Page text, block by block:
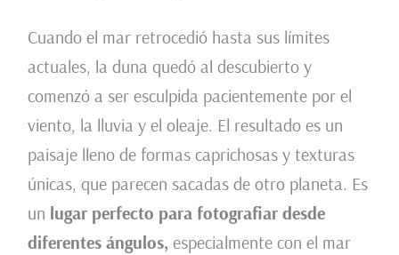
Cuando el mar retrocedió hasta sus límites
actuales, la duna quedó al descubierto y
comenzó a ser esculpida pacientemente por el
viento, la lluvia y el oleaje. El resultado es un
paisaje lleno de formas caprichosas y texturas
únicas, que parecen sacadas de otro planeta. Es
un lugar perfecto para fotografiar desde
diferentes ángulos, especialmente con el mar